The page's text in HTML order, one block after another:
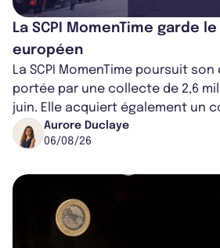
La SCPI MomenTime garde
européen
La SCPI MomenTime poursuit
portée par une collecte de 2,6
juin. Elle acquiert également un
Worcester, place une plateforme
Aurore Duclaye
06/08/26